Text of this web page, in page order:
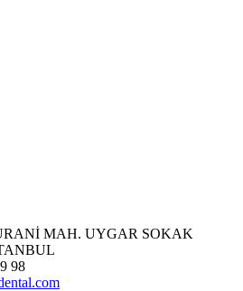
MAH. UYGAR SOKAK
98